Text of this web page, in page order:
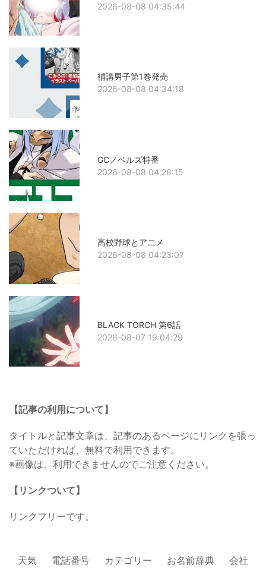
2026-08-08 04:35:44
補講男子第1巻発売
2026-08-08 04:34:18
GCノベルズ特番
2026-08-08 04:28:15
高校野球とアニメ
2026-08-08 04:23:07
BLACK TORCH 第6話
2026-08-07 19:04:29
【記事の利用について】
タイトルと記事文章は、記事のあるページにリンクを張っ
ていただければ、無料で利用できます。
※画像は、利用できませんのでご注意ください。
【リンクついて】
リンクフリーです。
天気 電話番号 カテゴリー お名前辞典 会社